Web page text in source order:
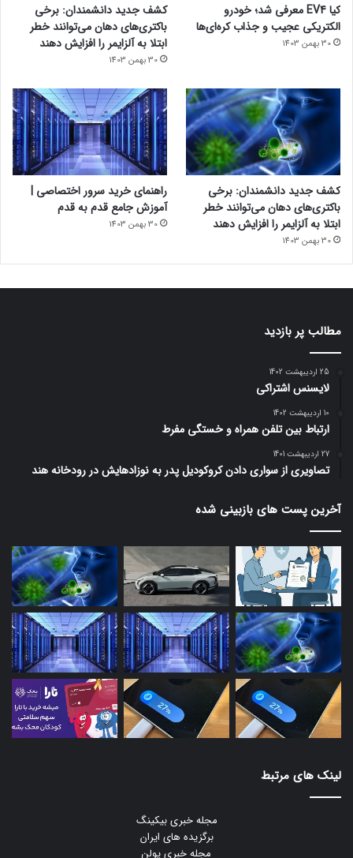
کیا EV4 معرفی شد؛ خودرو
الکتریکی عجیب و جذاب کره‌ای‌ها
30 بهمن 1403
کشف جدید دانشمندان: برخی
باکتری‌های دهان می‌توانند خطر
ابتلا به آلزایمر را افزایش دهند
30 بهمن 1403
کشف جدید دانشمندان: برخی
باکتری‌های دهان می‌توانند خطر
ابتلا به آلزایمر را افزایش دهند
30 بهمن 1403
راهنمای خرید سرور اختصاصی |
آموزش جامع قدم به قدم
30 بهمن 1403
مطالب پر بازدید
25 اردیبهشت 1402
لایسنس اشتراکی
10 اردیبهشت 1402
ارتباط بین تلفن همراه و خستگی مفرط
27 اردیبهشت 1401
تصاویری از سواری دادن کروکودیل پدر به نوزادهایش در رودخانه هند
آخرین پست های بازبینی شده
لینک های مرتبط
مجله خبری بیکینگ
برگزیده های ایران
مجله خبری یولن